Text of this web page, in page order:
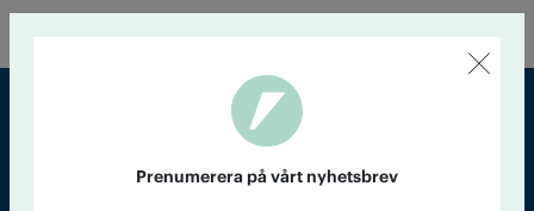
Prenumerera på vårt nyhetsbrev